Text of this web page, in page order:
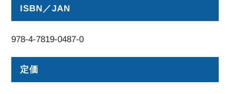
ISBN／JAN
978-4-7819-0487-0
定価